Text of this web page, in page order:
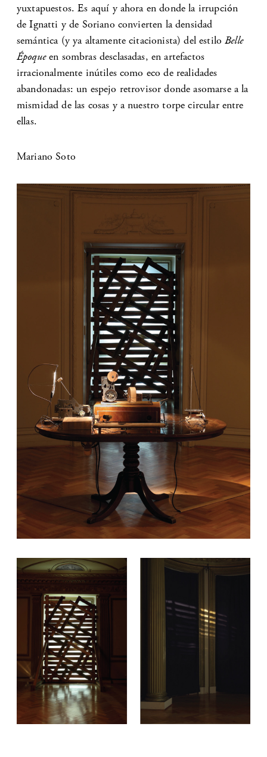
yuxtapuestos. Es aquí y ahora en donde la irrupción
de Ignatti y de Soriano convierten la densidad
semántica (y ya altamente citacionista) del estiloBelle
Époqueen sombras desclasadas, en artefactos
irracionalmente inútiles como eco de realidades
abandonadas: un espejo retrovisor donde asomarse a la
mismidad de las cosas y a nuestro torpe circular entre
ellas.
Mariano Soto